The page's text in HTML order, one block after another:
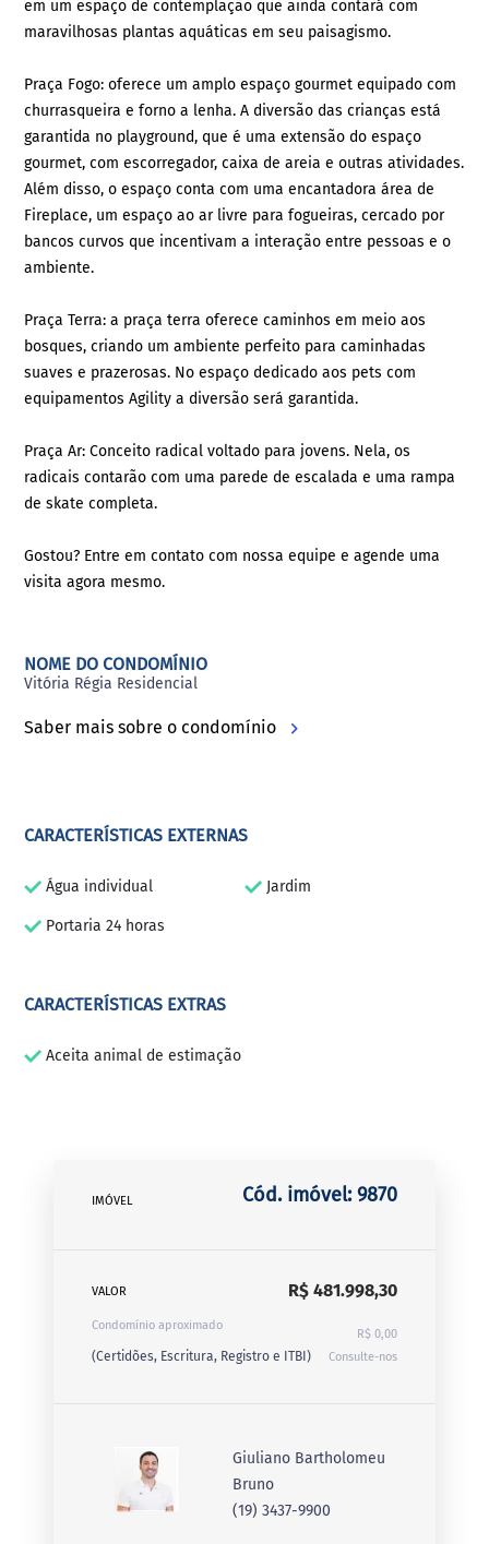
em um espaço de contemplação que ainda contará com
maravilhosas plantas aquáticas em seu paisagismo.
Praça Fogo: oferece um amplo espaço gourmet equipado com
churrasqueira e forno a lenha. A diversão das crianças está
garantida no playground, que é uma extensão do espaço
gourmet, com escorregador, caixa de areia e outras atividades.
Além disso, o espaço conta com uma encantadora área de
Fireplace, um espaço ao ar livre para fogueiras, cercado por
bancos curvos que incentivam a interação entre pessoas e o
ambiente.
Praça Terra: a praça terra oferece caminhos em meio aos
bosques, criando um ambiente perfeito para caminhadas
suaves e prazerosas. No espaço dedicado aos pets com
equipamentos Agility a diversão será garantida.
Praça Ar: Conceito radical voltado para jovens. Nela, os
radicais contarão com uma parede de escalada e uma rampa
de skate completa.
Gostou? Entre em contato com nossa equipe e agende uma
visita agora mesmo.
NOME DO CONDOMÍNIO
Vitória Régia Residencial
Saber mais sobre o condomínio
CARACTERÍSTICAS EXTERNAS
Água individual Jardim
Portaria 24 horas
CARACTERÍSTICAS EXTRAS
Aceita animal de estimação
IMÓVEL Cód. imóvel: 9870
VALOR R$ 481.998,30
Condomínio aproximado
R$ 0,00
(Certidões, Escritura, Registro e ITBI) Consulte-nos
Giuliano Bartholomeu
Bruno
(19) 3437-9900